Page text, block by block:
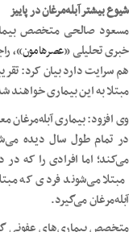
شیوع بیشتر آبله‌مرغان در پاییز
مسعود صالحی متخصص
خبری تحلیلی «عصرهامون»،
هم سرایت دارد بیان کرد:
مبتلا به این بیماری خواهند
وی افزود: بیماری آبله‌مرغان
در تمام طول سال دیده
می‌کند؛ اما افرادی را که
مبتلا می‌شوند فردی که
آبله‌مرغان می‌گیرد.